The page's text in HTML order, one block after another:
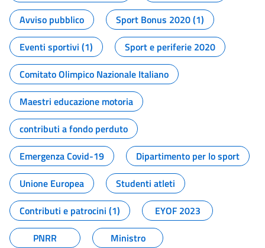
Avviso pubblico
Sport Bonus 2020 (1)
Eventi sportivi (1)
Sport e periferie 2020
Comitato Olimpico Nazionale Italiano
Maestri educazione motoria
contributi a fondo perduto
Emergenza Covid-19
Dipartimento per lo sport
Unione Europea
Studenti atleti
Contributi e patrocini (1)
EYOF 2023
PNRR
Ministro